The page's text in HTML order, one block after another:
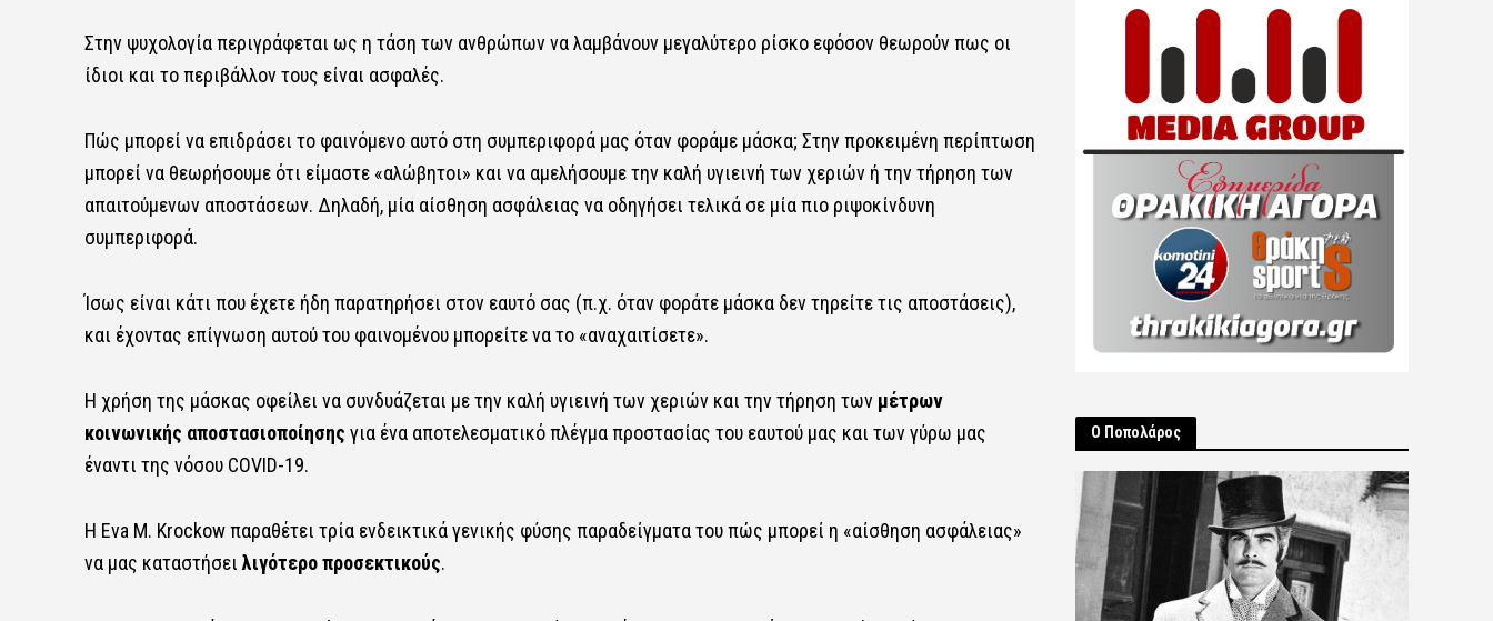
Στην ψυχολογία περιγράφεται ως η τάση των ανθρώπων να λαμβάνουν μεγαλύτερο ρίσκο εφόσον θεωρούν πως οι
ίδιοι και το περιβάλλον τους είναι ασφαλές.
Πώς μπορεί να επιδράσει το φαινόμενο αυτό στη συμπεριφορά μας όταν φοράμε μάσκα; Στην προκειμένη περίπτωση
μπορεί να θεωρήσουμε ότι είμαστε «αλώβητοι» και να αμελήσουμε την καλή υγιεινή των χεριών ή την τήρηση των
απαιτούμενων αποστάσεων. Δηλαδή, μία αίσθηση ασφάλειας να οδηγήσει τελικά σε μία πιο ριψοκίνδυνη
συμπεριφορά.
Ίσως είναι κάτι που έχετε ήδη παρατηρήσει στον εαυτό σας (π.χ. όταν φοράτε μάσκα δεν τηρείτε τις αποστάσεις),
και έχοντας επίγνωση αυτού του φαινομένου μπορείτε να το «αναχαιτίσετε».
Η χρήση της μάσκας οφείλει να συνδυάζεται με την καλή υγιεινή των χεριών και την τήρηση των μέτρων
κοινωνικής αποστασιοποίησης για ένα αποτελεσματικό πλέγμα προστασίας του εαυτού μας και των γύρω μας
έναντι της νόσου COVID-19.
Η Eva M. Krockow παραθέτει τρία ενδεικτικά γενικής φύσης παραδείγματα του πώς μπορεί η «αίσθηση ασφάλειας»
να μας καταστήσει λιγότερο προσεκτικούς.
Ο Ποπολάρος